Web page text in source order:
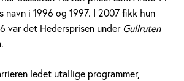
navn i 1996 og 1997. I 2007 fikk hun
var det Hedersprisen underGullruten
ledet utallige programmer,